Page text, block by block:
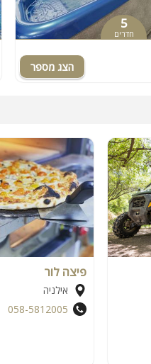
5
חדרים
פיצה לור
אילניה
058-5812005